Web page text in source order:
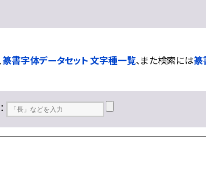
篆書字体データセット 文字種一覧、また検索には篆